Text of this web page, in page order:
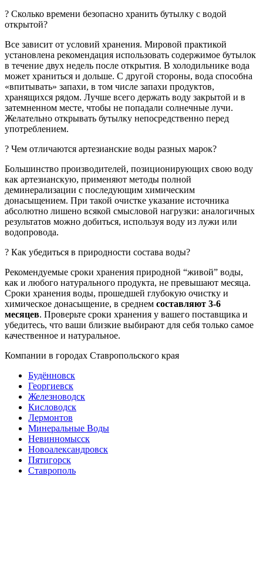
? Сколько времени безопасно хранить бутылку c водой
открытой?
Все зависит от условий хранения. Мировой практикой
установлена рекомендация использовать содержимое бутылок
в течение двух недель после открытия. В холодильнике вода
может храниться и дольше. С другой стороны, вода способна
«впитывать» запахи, в том числе запахи продуктов,
хранящихся рядом. Лучше всего держать воду закрытой и в
затемненном месте, чтобы не попадали солнечные лучи.
Желательно открывать бутылку непосредственно перед
употреблением.
? Чем отличаются артезианские воды разных марок?
Большинство производителей, позиционирующих свою воду
как артезианскую, применяют методы полной
деминерализации с последующим химическим
донасыщением. При такой очистке указание источника
абсолютно лишено всякой смысловой нагрузки: аналогичных
результатов можно добиться, используя воду из лужи или
водопровода.
? Как убедиться в природности состава воды?
Рекомендуемые сроки хранения природной “живой” воды,
как и любого натурального продукта, не превышают месяца.
Сроки хранения воды, прошедшей глубокую очистку и
химическое донасыщение, в среднем составляют 3-6
месяцев. Проверьте сроки хранения у вашего поставщика и
убедитесь, что ваши близкие выбирают для себя только самое
качественное и натуральное.
Компании в городах Ставропольского края
Будённовск
Георгиевск
Железноводск
Кисловодск
Лермонтов
Минеральные Воды
Невинномысск
Новоалександровск
Пятигорск
Ставрополь